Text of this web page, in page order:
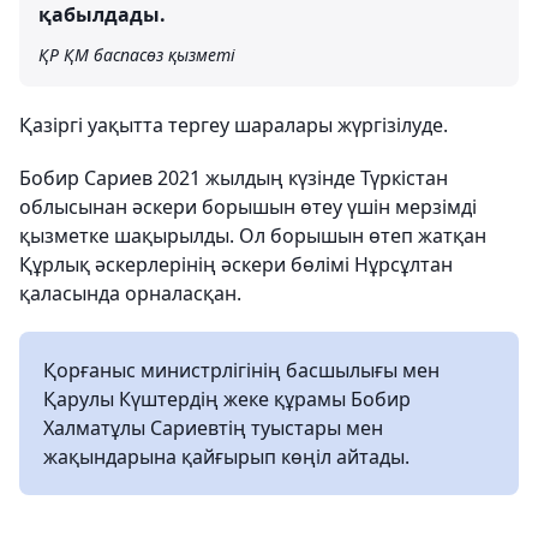
қабылдады.
ҚР ҚМ баспасөз қызметі
Қазіргі уақытта тергеу шаралары жүргізілуде.
Бобир Сариев 2021 жылдың күзінде Түркістан
облысынан әскери борышын өтеу үшін мерзімді
қызметке шақырылды. Ол борышын өтеп жатқан
Құрлық әскерлерінің әскери бөлімі Нұрсұлтан
қаласында орналасқан.
Қорғаныс министрлігінің басшылығы мен
Қарулы Күштердің жеке құрамы Бобир
Халматұлы Сариевтің туыстары мен
жақындарына қайғырып көңіл айтады.